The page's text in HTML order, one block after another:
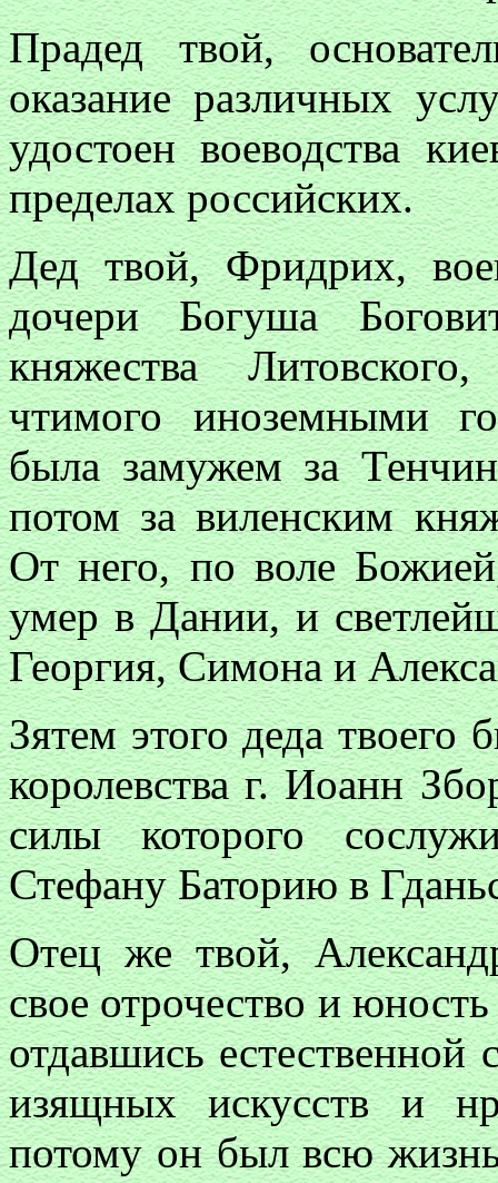
Прадед твой,
оказание различных
удостоен воеводства
пределах российских.
Дед твой, Фридрих,
дочери Богуша
княжества
чтимого иноземными
была замужем за
потом за виленским
От него, по воле
умер в Дании, и
Георгия, Симона и
Зятем этого деда твоего
королевства г. Иоанн
силы которого
Стефану Баторию в
Отец же твой,
свое отрочество и
отдавшись
изящных искусств и
потому он был всю